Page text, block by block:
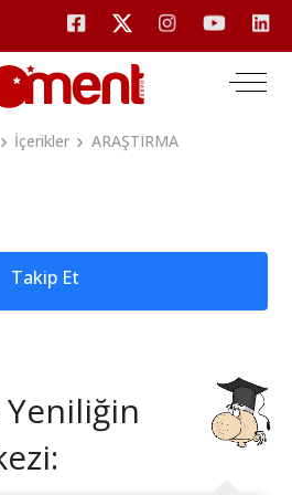
İçerikler ARAŞTIRMA
Takip Et